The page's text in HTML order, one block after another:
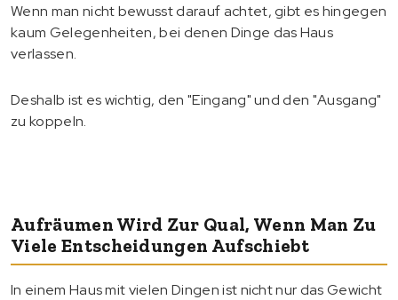
Wenn man nicht bewusst darauf achtet, gibt es hingegen
kaum Gelegenheiten, bei denen Dinge das Haus
verlassen.
Deshalb ist es wichtig, den "Eingang" und den "Ausgang"
zu koppeln.
Aufräumen Wird Zur Qual, Wenn Man Zu
Viele Entscheidungen Aufschiebt
In einem Haus mit vielen Dingen ist nicht nur das Gewicht